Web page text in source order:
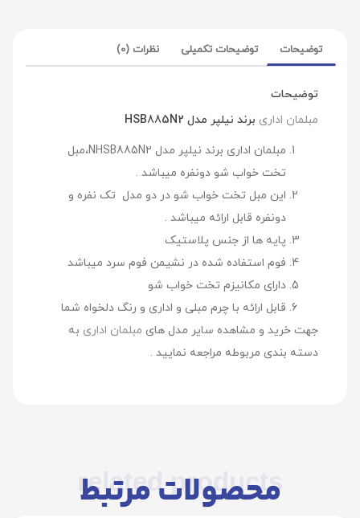
توضیحات توضیحات تکمیلی نظرات (0)
توضیحات
مبلمان اداری برند نیلپر مدل HSB885N2
مبلمان اداری برند نیلپر مدل NHSB885N2،مبل
تخت خواب شو دونفره میباشد .
این مبل تخت خواب شو در دو مدل تک نفره و
دونفره قابل ارائه میباشد .
پایه ها از جنس پلاستیک
فوم استفاده شده در نشیمن فوم سرد میباشد
دارای مکانیزم تخت خواب شو
قابل ارائه با چرم مبلی و اداری و رنگ دلخواه شما
جهت خرید و مشاهده سایر مدل های مبلمان اداری به
دسته بندی مربوطه مراجعه نمایید .
related products
محصولات مرتبط